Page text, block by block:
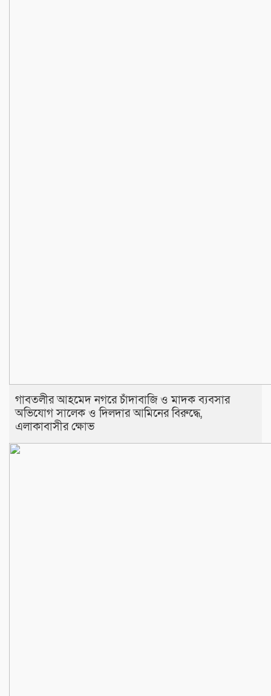
​গাবতলীর আহমেদ নগরে চাঁদাবাজি ও মাদক ব্যবসার
অভিযোগ সালেক ও দিলদার আমিনের বিরুদ্ধে,
এলাকাবাসীর ক্ষোভ